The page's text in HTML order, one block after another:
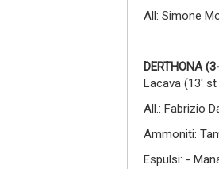
All: Simone
DERTHONA
Lacava (13' st
All.: Fabrizio
Ammoniti:
Espulsi: -